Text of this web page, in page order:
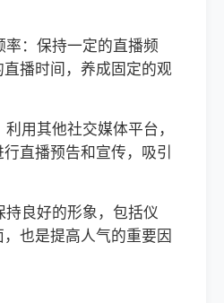
：保持一定的直播频
播时间，养成固定的观
用其他社交媒体平台，
直播预告和宣传，吸引
持良好的形象，包括仪
也是提高人气的重要因